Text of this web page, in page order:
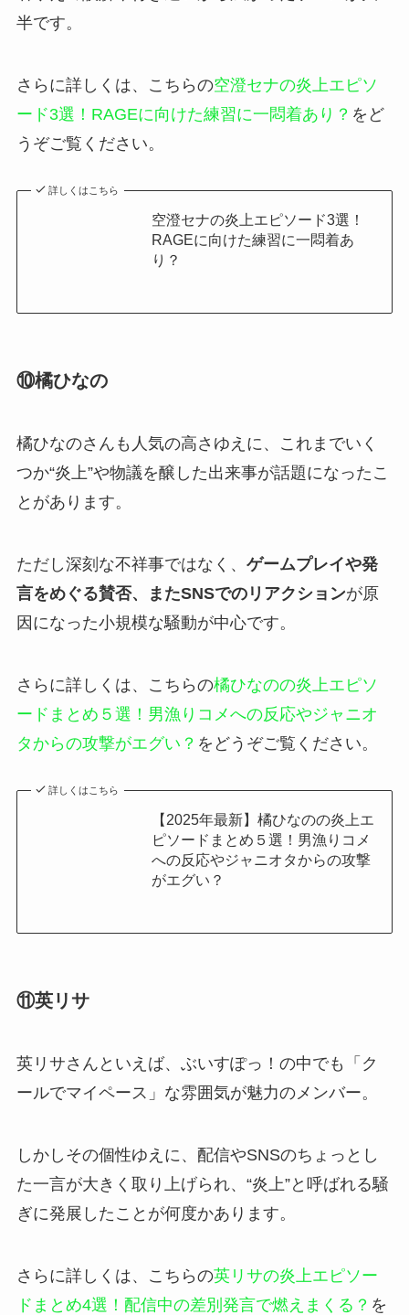
半です。
さらに詳しくは、こちらの空澄セナの炎上エピソ
ード3選！RAGEに向けた練習に一悶着あり？ をど
うぞご覧ください。
詳しくはこちら
空澄セナの炎上エピソード3選！
RAGEに向けた練習に一悶着あ
り？
⑩橘ひなの
橘ひなのさんも人気の高さゆえに、これまでいく
つか“炎上”や物議を醸した出来事が話題になったこ
とがあります。
ただし深刻な不祥事ではなく、 ゲームプレイや発
言をめぐる賛否、またSNSでのリアクションが原
因になった小規模な騒動が中心です。
さらに詳しくは、こちらの橘ひなのの炎上エピソ
ードまとめ５選！男漁りコメへの反応やジャニオ
タからの攻撃がエグい？ をどうぞご覧ください。
詳しくはこちら
【2025年最新】橘ひなのの炎上エ
ピソードまとめ５選！男漁りコメ
への反応やジャニオタからの攻撃
がエグい？
⑪英リサ
英リサさんといえば、ぶいすぽっ！の中でも「ク
ールでマイペース」な雰囲気が魅力のメンバー。
しかしその個性ゆえに、配信やSNSのちょっとし
た一言が大きく取り上げられ、“炎上”と呼ばれる騒
ぎに発展したことが何度かあります。
さらに詳しくは、こちらの英リサの炎上エピソー
ドまとめ4選！配信中の差別発言で燃えまくる？ を